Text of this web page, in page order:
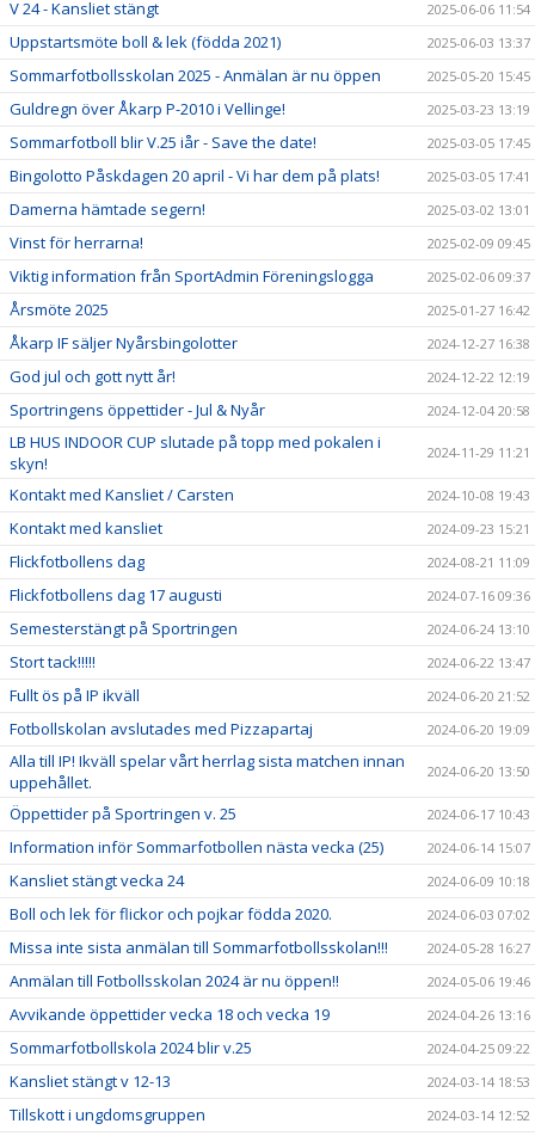
V 24 - Kansliet stängt 2025-06-06 11:54
Uppstartsmöte boll & lek (födda 2021) 2025-06-03 13:37
Sommarfotbollsskolan 2025 - Anmälan är nu öppen 2025-05-20 15:45
Guldregn över Åkarp P-2010 i Vellinge! 2025-03-23 13:19
Sommarfotboll blir V.25 iår - Save the date! 2025-03-05 17:45
Bingolotto Påskdagen 20 april - Vi har dem på plats! 2025-03-05 17:41
Damerna hämtade segern! 2025-03-02 13:01
Vinst för herrarna! 2025-02-09 09:45
Viktig information från SportAdmin Föreningslogga 2025-02-06 09:37
Årsmöte 2025 2025-01-27 16:42
Åkarp IF säljer Nyårsbingolotter 2024-12-27 16:38
God jul och gott nytt år! 2024-12-22 12:19
Sportringens öppettider - Jul & Nyår 2024-12-04 20:58
LB HUS INDOOR CUP slutade på topp med pokalen i
skyn!
2024-11-29 11:21
Kontakt med Kansliet / Carsten 2024-10-08 19:43
Kontakt med kansliet 2024-09-23 15:21
Flickfotbollens dag 2024-08-21 11:09
Flickfotbollens dag 17 augusti 2024-07-16 09:36
Semesterstängt på Sportringen 2024-06-24 13:10
Stort tack!!!!! 2024-06-22 13:47
Fullt ös på IP ikväll 2024-06-20 21:52
Fotbollskolan avslutades med Pizzapartaj 2024-06-20 19:09
Alla till IP! Ikväll spelar vårt herrlag sista matchen innan
uppehållet.
2024-06-20 13:50
Öppettider på Sportringen v. 25 2024-06-17 10:43
Information inför Sommarfotbollen nästa vecka (25) 2024-06-14 15:07
Kansliet stängt vecka 24 2024-06-09 10:18
Boll och lek för flickor och pojkar födda 2020. 2024-06-03 07:02
Missa inte sista anmälan till Sommarfotbollsskolan!!! 2024-05-28 16:27
Anmälan till Fotbollsskolan 2024 är nu öppen!! 2024-05-06 19:46
Avvikande öppettider vecka 18 och vecka 19 2024-04-26 13:16
Sommarfotbollskola 2024 blir v.25 2024-04-25 09:22
Kansliet stängt v 12-13 2024-03-14 18:53
Tillskott i ungdomsgruppen 2024-03-14 12:52